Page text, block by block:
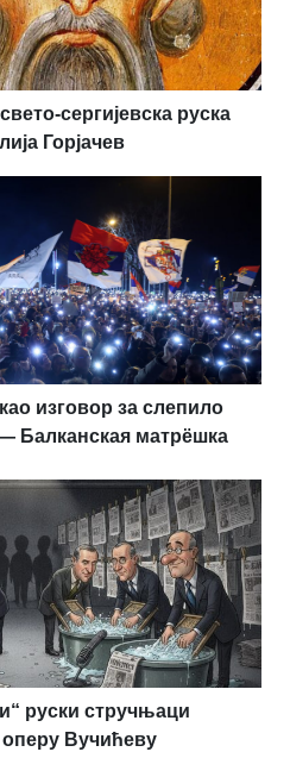
сергијевска руска
Горјачев
изговор за слепило
Балканская матрёшка
руски стручњаци
Вучићеву